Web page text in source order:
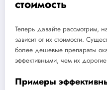
стоимость
Теперь давайте рассмотрим,
зависит от их стоимости.
более дешевые препараты
эффективными, чем их
Примеры